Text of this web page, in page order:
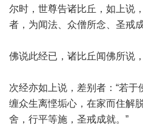
尔时，世尊告诸比丘，如上说
者，为闻法、众僧所念、圣戒
佛说此经已，诸比丘闻佛所说
次经亦如上说，差别者：“若
缠众生离悭垢心，在家而住解
舍，行平等施，圣戒成就。”